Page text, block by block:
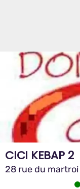
CICI KEBAP 2
28 rue du